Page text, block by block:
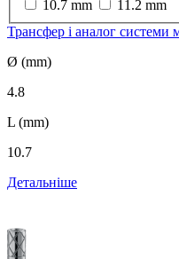
10.7 mm
11.2 mm
Трансфер і аналог системи
Ø (mm)
4.8
L (mm)
10.7
Детальніше